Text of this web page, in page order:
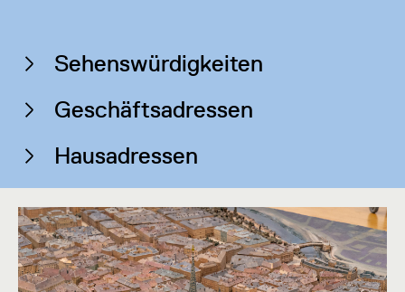
Auf dieser Seite
Sehenswürdigkeiten
Geschäftsadressen
Hausadressen